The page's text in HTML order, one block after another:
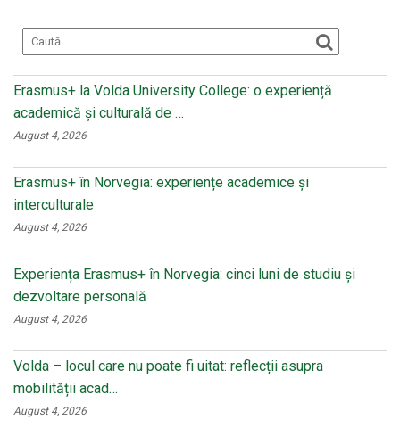
ki
Erasmus+ la Volda University College: o experiență
academică și culturală de …
August 4, 2026
Erasmus+ în Norvegia: experiențe academice și
interculturale
August 4, 2026
Experiența Erasmus+ în Norvegia: cinci luni de studiu și
dezvoltare personală
August 4, 2026
Volda – locul care nu poate fi uitat: reflecții asupra
mobilității acad…
August 4, 2026